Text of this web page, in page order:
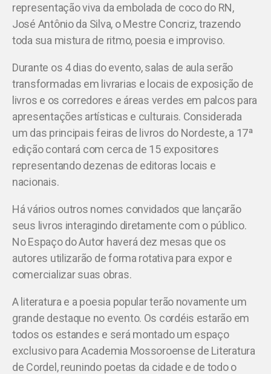
representação viva da embolada de coco do RN,
José Antônio da Silva, o Mestre Concriz, trazendo
toda sua mistura de ritmo, poesia e improviso.
Durante os 4 dias do evento, salas de aula serão
transformadas em livrarias e locais de exposição de
livros e os corredores e áreas verdes em palcos para
apresentações artísticas e culturais. Considerada
um das principais feiras de livros do Nordeste, a 17ª
edição contará com cerca de 15 expositores
representando dezenas de editoras locais e
nacionais.
Há vários outros nomes convidados que lançarão
seus livros interagindo diretamente com o público.
No Espaço do Autor haverá dez mesas que os
autores utilizarão de forma rotativa para expor e
comercializar suas obras.
A literatura e a poesia popular terão novamente um
grande destaque no evento. Os cordéis estarão em
todos os estandes e será montado um espaço
exclusivo para Academia Mossoroense de Literatura
de Cordel, reunindo poetas da cidade e de todo o